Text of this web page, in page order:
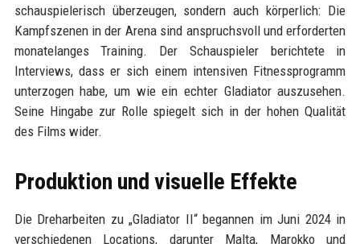
schauspielerisch überzeugen, sondern auch körperlich: Die
Kampfszenen in der Arena sind anspruchsvoll und erforderten
monatelanges Training. Der Schauspieler berichtete in
Interviews, dass er sich einem intensiven Fitnessprogramm
unterzogen habe, um wie ein echter Gladiator auszusehen.
Seine Hingabe zur Rolle spiegelt sich in der hohen Qualität
des Films wider.
Produktion und visuelle Effekte
Die Dreharbeiten zu „Gladiator II“ begannen im Juni 2024 in
verschiedenen Locations, darunter Malta, Marokko und